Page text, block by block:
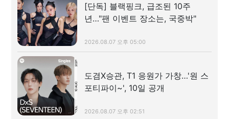
[단독] 블랙핑크, 급조된 10주
년…"팬 이벤트 장소는, 국중박"
2026.08.07 오후 05:00
도겸X승관, T1 응원가 가창…'원 스
포티파이~', 10일 공개
2026.08.07 오후 02:51